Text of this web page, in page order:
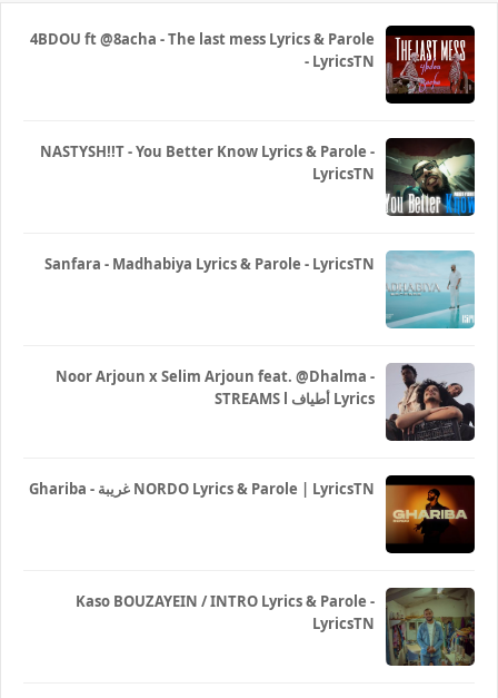
4BDOU ft ‪@8acha‬ - The last mess Lyrics & Parole
- LyricsTN
NASTYSH!!T - You Better Know Lyrics & Parole -
LyricsTN
Sanfara - Madhabiya Lyrics & Parole - LyricsTN
Noor Arjoun x Selim Arjoun feat. @Dhalma -
STREAMS l أطياف Lyrics
Ghariba - غريبة NORDO Lyrics & Parole | LyricsTN
Kaso BOUZAYEIN / INTRO Lyrics & Parole -
LyricsTN